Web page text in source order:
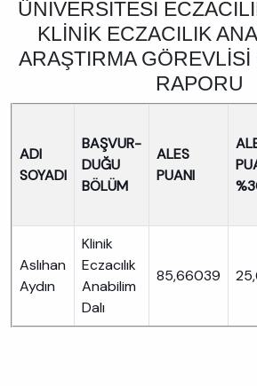
ÜNİVERSİTESİ
KLİNİK ECZACILIK
ARAŞTIRMA GÖREVLİSİ
RAPORU
ADI
SOYADI
BAŞVUR-
DUĞU
BÖLÜM
ALES
PUANI
Aslıhan
Aydın
Klinik
Eczacılık
Anabilim
Dalı
85,66039